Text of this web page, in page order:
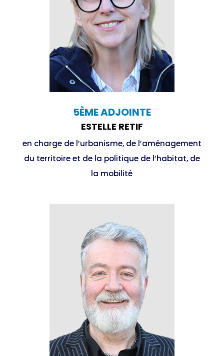
5ÈME ADJOINTE
ESTELLE RETIF
en charge de l’urbanisme, de l’aménagement
du territoire et de la politique de l’habitat, de
la mobilité